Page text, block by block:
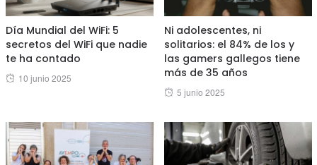
Día Mundial del WiFi: 5
secretos del WiFi que nadie
te ha contado
Posted
10 junio 2025
Ni adolescentes, ni
solitarios: el 84% de los y
las gamers gallegos tiene
más de 35 años
Posted
5 junio 2025